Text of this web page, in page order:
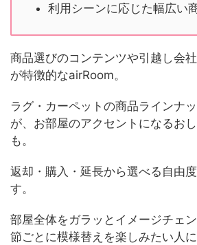
利用シーンに応じた幅広い
商品選びのコンテンツや引越し会
が特徴的なairRoom。
ラグ・カーペットの商品ラインナ
が、お部屋のアクセントになるお
も。
返却・購入・延長から選べる自由
す。
部屋全体をガラッとイメージチェ
節ごとに模様替えを楽しみたい人に